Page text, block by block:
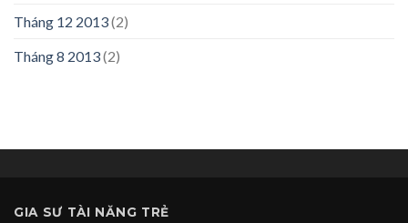
Tháng 12 2013(2)
Tháng 8 2013(2)
GIA SƯ TÀI NĂNG TRẺ